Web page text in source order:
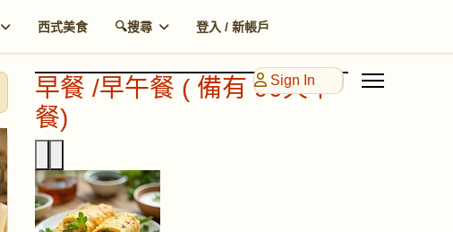
西式美食 🔍搜尋 登入 / 新帳戶
Sign In
早餐 /早午餐 ( 備有 90天早
餐)